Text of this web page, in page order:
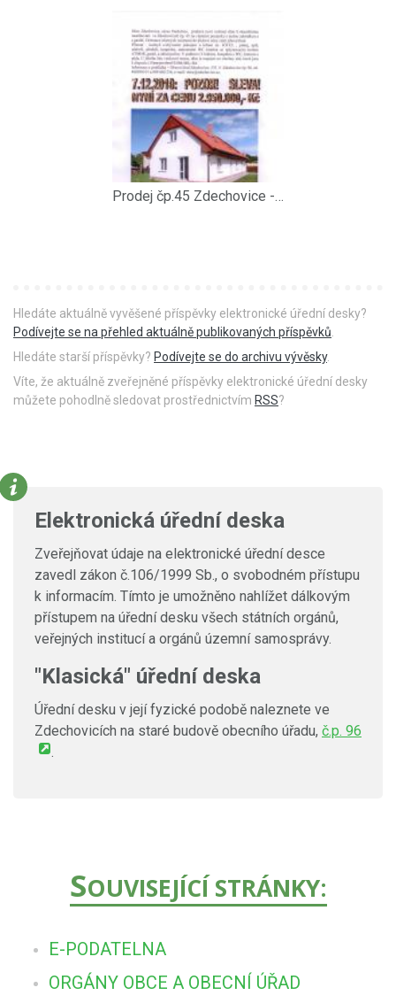
Prodej čp.45 Zdechovice - SLEVA
Hledáte aktuálně vyvěšené příspěvky elektronické úřední desky?
Podívejte se na přehled aktuálně publikovaných příspěvků
Hledáte starší příspěvky? Podívejte se do archivu vývěsky.
Víte, že aktuálně zveřejněné příspěvky elektronické úřední desky
můžete pohodlně sledovat prostřednictvím RSS?
Elektronická úřední deska
Zveřejňovat údaje na elektronické úřední desce
zavedl zákon č.106/1999 Sb., o svobodném přístupu
k informacím. Tímto je umožněno nahlížet dálkovým
přístupem na úřední desku všech státních orgánů,
veřejných institucí a orgánů územní samosprávy.
"Klasická" úřední deska
Úřední desku v její fyzické podobě naleznete ve
Zdechovicích na staré budově obecního úřadu, č.p. 96
.
SOUVISEJÍCÍ STRÁNKY:
E-PODATELNA
ORGÁNY OBCE A OBECNÍ ÚŘAD